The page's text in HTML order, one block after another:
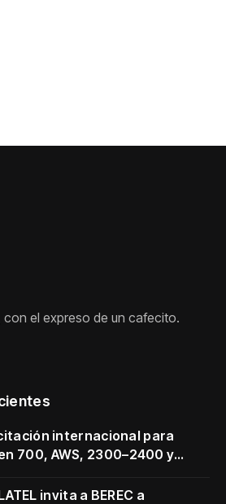
con el expreso de un cafecito.
internacional para
700, AWS, 2300–2400 y
invita a BEREC a